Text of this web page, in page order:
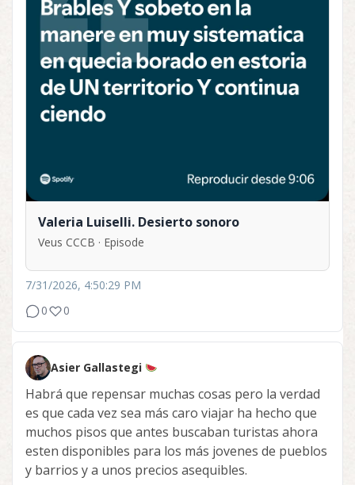
Valeria Luiselli. Desierto sonoro
Veus CCCB · Episode
7/31/2026, 4:50:29 PM
0
0
Asier Gallastegi
Habrá que repensar muchas cosas pero la verdad
es que cada vez sea más caro viajar ha hecho que
muchos pisos que antes buscaban turistas ahora
esten disponibles para los más jovenes de pueblos
y barrios y a unos precios asequibles.